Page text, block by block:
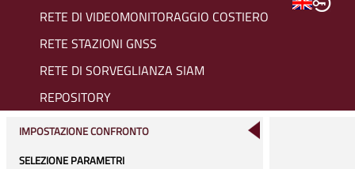
RETE DI VIDEOMONITORAGGIO COSTIERO
RETE STAZIONI GNSS
RETE DI SORVEGLIANZA SIAM
REPOSITORY
IMPOSTAZIONE CONFRONTO
SELEZIONE PARAMETRI